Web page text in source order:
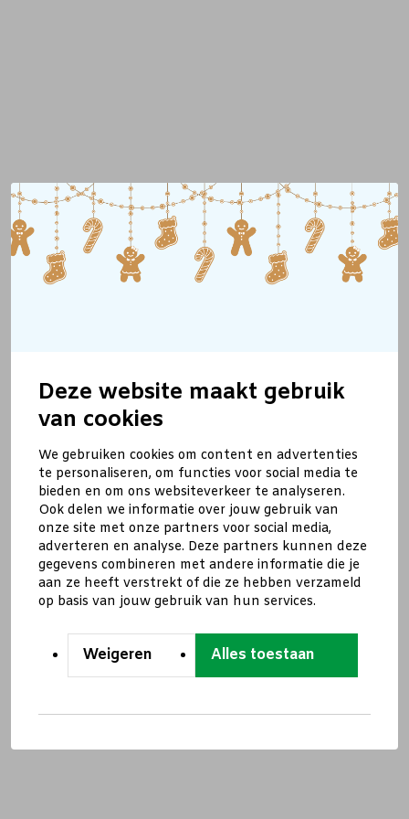
Deze website maakt gebruik
van cookies
We gebruiken cookies om content en advertenties
te personaliseren, om functies voor social media te
bieden en om ons websiteverkeer te analyseren.
Ook delen we informatie over jouw gebruik van
onze site met onze partners voor social media,
adverteren en analyse. Deze partners kunnen deze
gegevens combineren met andere informatie die je
aan ze heeft verstrekt of die ze hebben verzameld
op basis van jouw gebruik van hun services.
Weigeren Alles toestaan